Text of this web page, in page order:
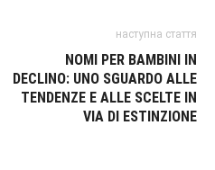
наступна стаття
NOMI PER BAMBINI IN
DECLINO: UNO SGUARDO ALLE
TENDENZE E ALLE SCELTE IN
VIA DI ESTINZIONE